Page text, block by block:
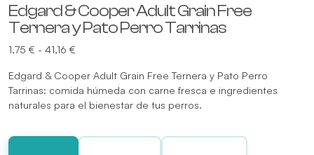
Edgard & Cooper Adult Grain Free
Ternera y Pato Perro Tarrinas
1,75 € - 41,16 €
precios:
desde
1,75 €
41,16 €
Edgard & Cooper Adult Grain Free Ternera y Pato Perro
Tarrinas: comida húmeda con carne fresca e ingredientes
naturales para el bienestar de tus perros.